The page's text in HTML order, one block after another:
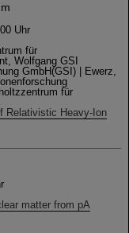
Uhr
für
Wolfgang GSI
GmbH(GSI) | Ewerz,
für
Relativistic Heavy-Ion
matter from pA